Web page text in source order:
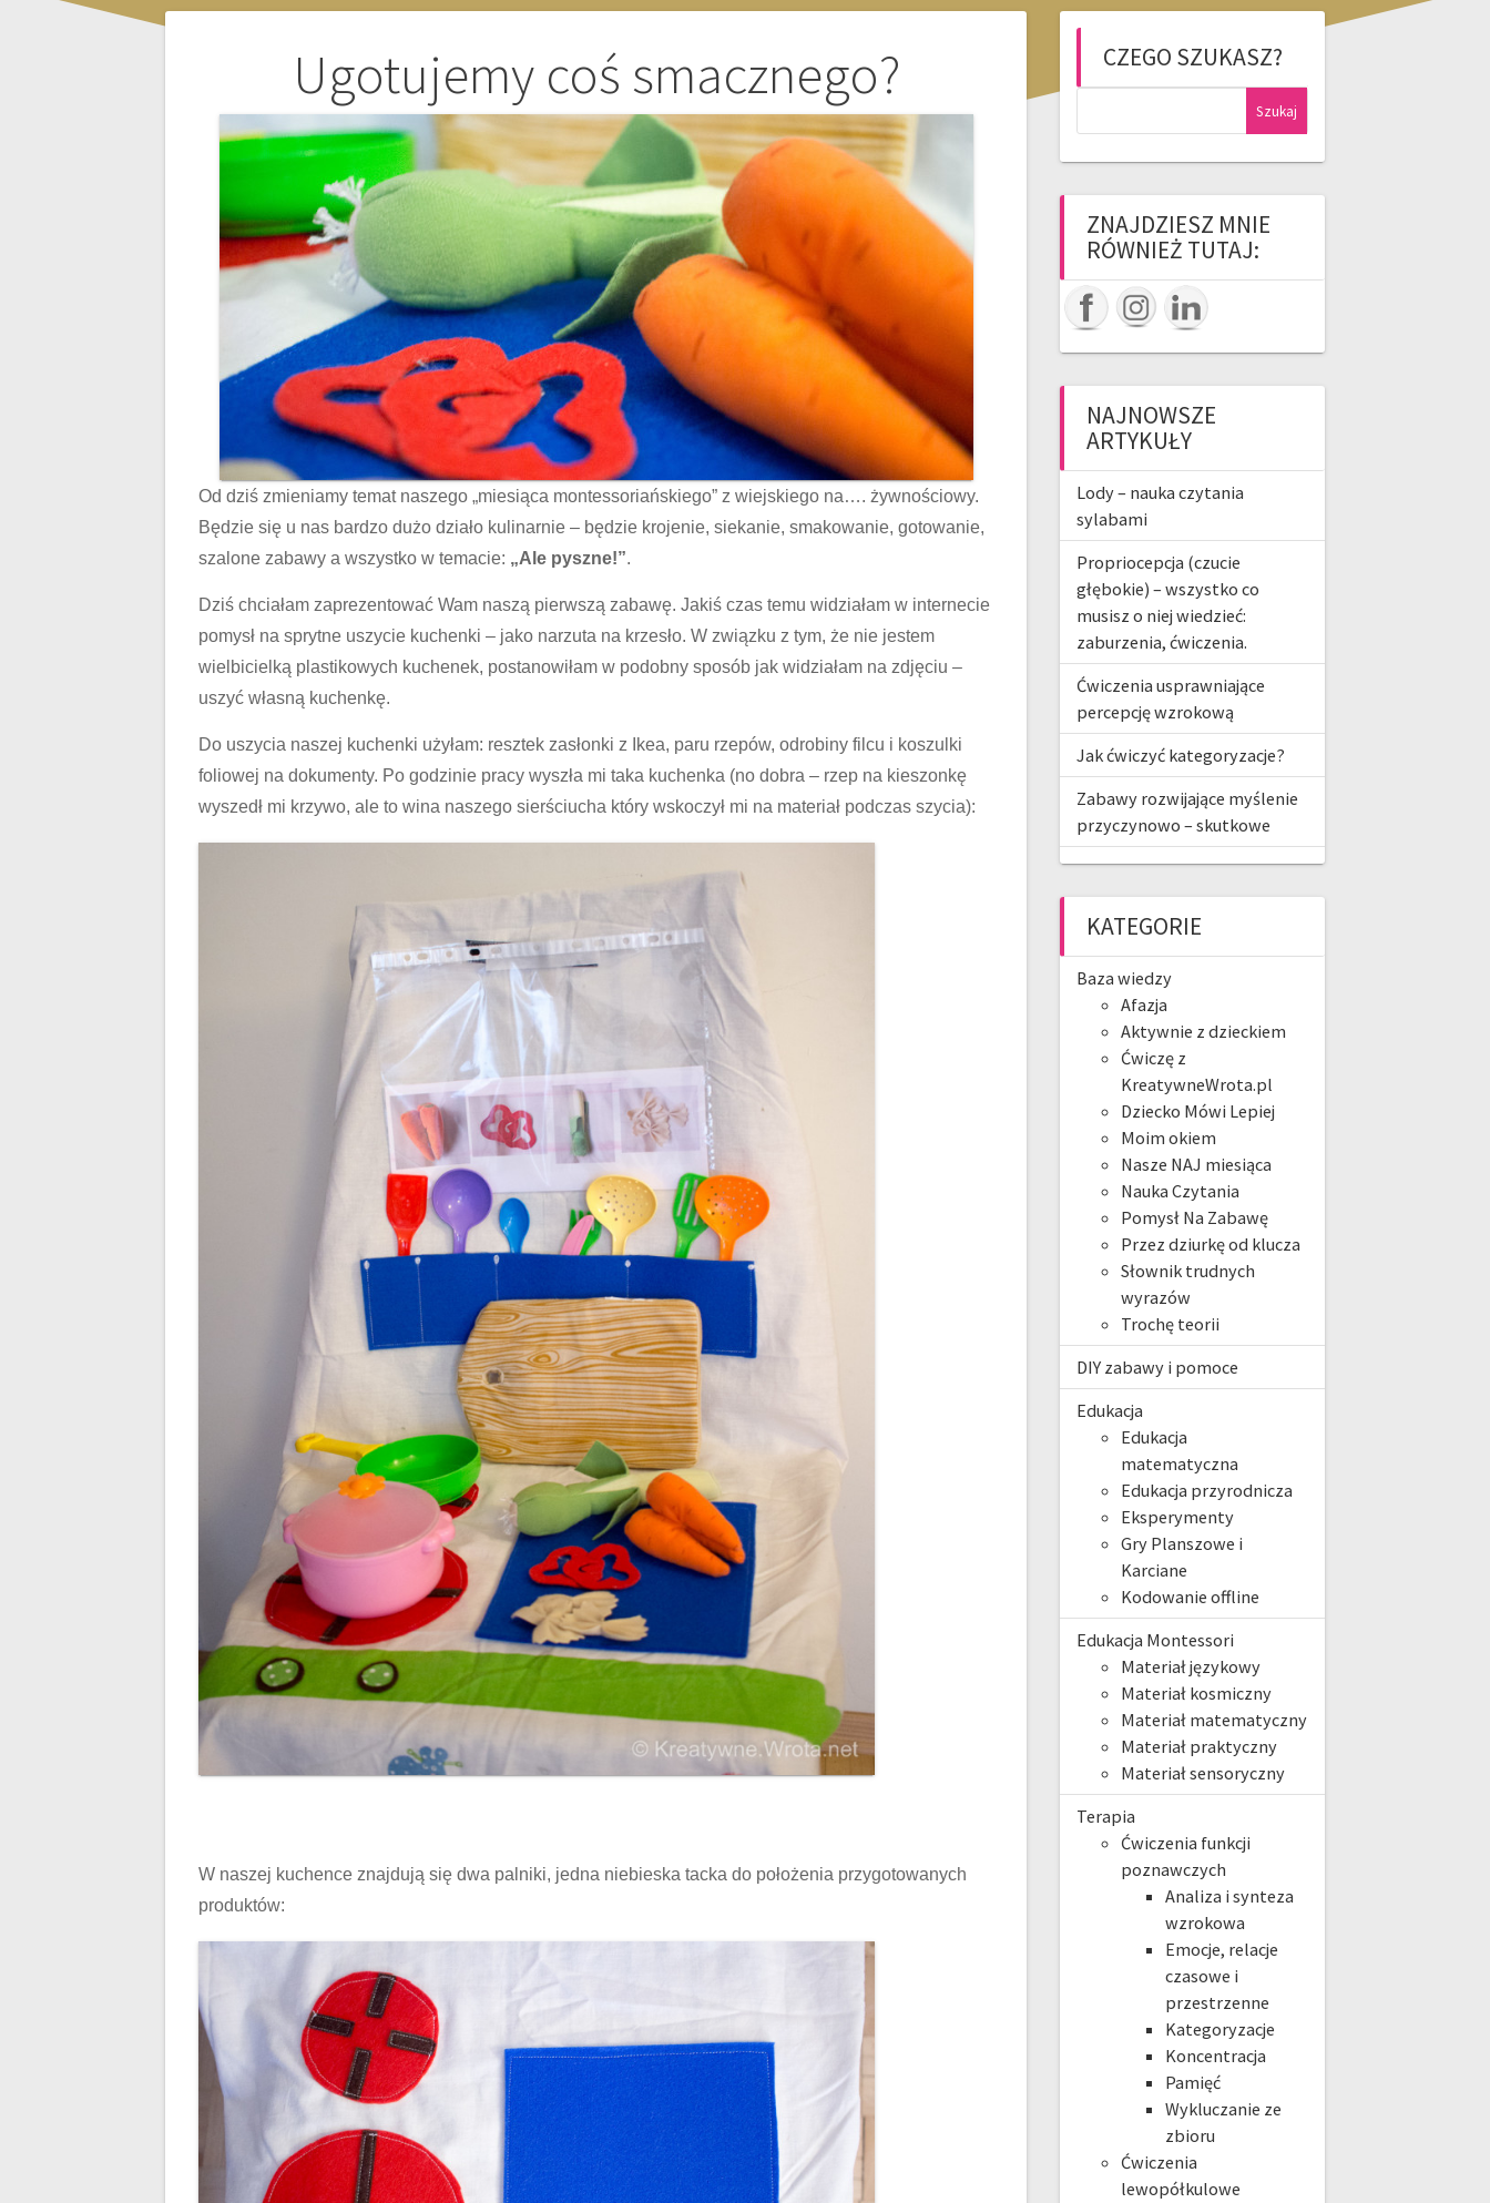
Ugotujemy coś smacznego?
Od dziś zmieniamy temat naszego „miesiąca montessoriańskiego” z wiejskiego na…. żywnościowy.
Będzie się u nas bardzo dużo działo kulinarnie – będzie krojenie, siekanie, smakowanie, gotowanie,
szalone zabawy a wszystko w temacie: „Ale pyszne!”.
Dziś chciałam zaprezentować Wam naszą pierwszą zabawę. Jakiś czas temu widziałam w internecie
pomysł na sprytne uszycie kuchenki – jako narzuta na krzesło. W związku z tym, że nie jestem
wielbicielką plastikowych kuchenek, postanowiłam w podobny sposób jak widziałam na zdjęciu –
uszyć własną kuchenkę.
Do uszycia naszej kuchenki użyłam: resztek zasłonki z Ikea, paru rzepów, odrobiny filcu i koszulki
foliowej na dokumenty. Po godzinie pracy wyszła mi taka kuchenka (no dobra – rzep na kieszonkę
wyszedł mi krzywo, ale to wina naszego sierściucha który wskoczył mi na materiał podczas szycia):
W naszej kuchence znajdują się dwa palniki, jedna niebieska tacka do położenia przygotowanych
produktów:
Nawigacja
wpisu
CZEGO SZUKASZ?
ZNAJDZIESZ MNIE
RÓWNIEŻ TUTAJ:
NAJNOWSZE
ARTYKUŁY
Lody – nauka czytania
sylabami
Propriocepcja (czucie
głębokie) – wszystko co
musisz o niej wiedzieć:
zaburzenia, ćwiczenia.
Ćwiczenia usprawniające
percepcję wzrokową
Jak ćwiczyć kategoryzacje?
Zabawy rozwijające myślenie
przyczynowo – skutkowe
KATEGORIE
Baza wiedzy
Afazja
Aktywnie z dzieckiem
Ćwiczę z
KreatywneWrota.pl
Dziecko Mówi Lepiej
Moim okiem
Nasze NAJ miesiąca
Nauka Czytania
Pomysł Na Zabawę
Przez dziurkę od klucza
Słownik trudnych
wyrazów
Trochę teorii
DIY zabawy i pomoce
Edukacja
Edukacja
matematyczna
Edukacja przyrodnicza
Eksperymenty
Gry Planszowe i
Karciane
Kodowanie offline
Edukacja Montessori
Materiał językowy
Materiał kosmiczny
Materiał matematyczny
Materiał praktyczny
Materiał sensoryczny
Terapia
Ćwiczenia funkcji
poznawczych
Analiza i synteza
wzrokowa
Emocje, relacje
czasowe i
przestrzenne
Kategoryzacje
Koncentracja
Pamięć
Wykluczanie ze
zbioru
Ćwiczenia
lewopółkulowe